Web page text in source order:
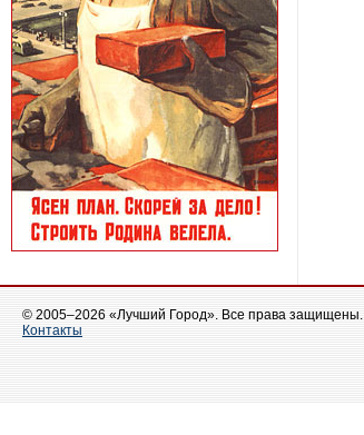
© 2005–2026 «Лучший Город». Все права защищены.
Контакты